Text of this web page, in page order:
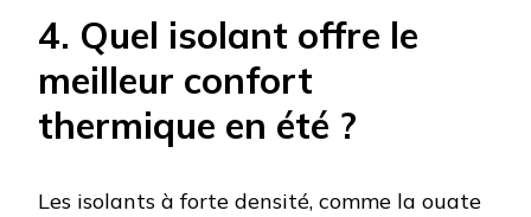
4. Quel isolant offre le
meilleur confort
thermique en été ?
Les isolants à forte densité, comme la ouate